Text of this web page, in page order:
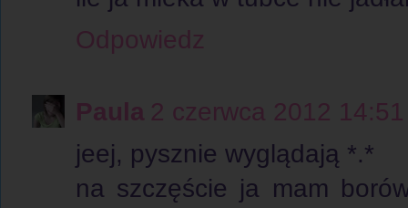
Odpowiedz
Paula 2 czerwca 2012 14:51
jeej, pysznie wyglądają *.*
na szczęście ja mam